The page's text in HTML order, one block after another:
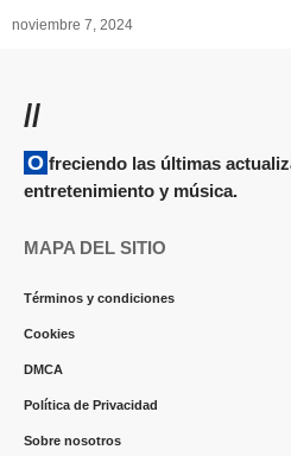
noviembre 7, 2024
//
Ofreciendo las últimas actualizaciones y noticias sobre
entretenimiento y música.
MAPA DEL SITIO
Términos y condiciones
Cookies
DMCA
Política de Privacidad
Sobre nosotros